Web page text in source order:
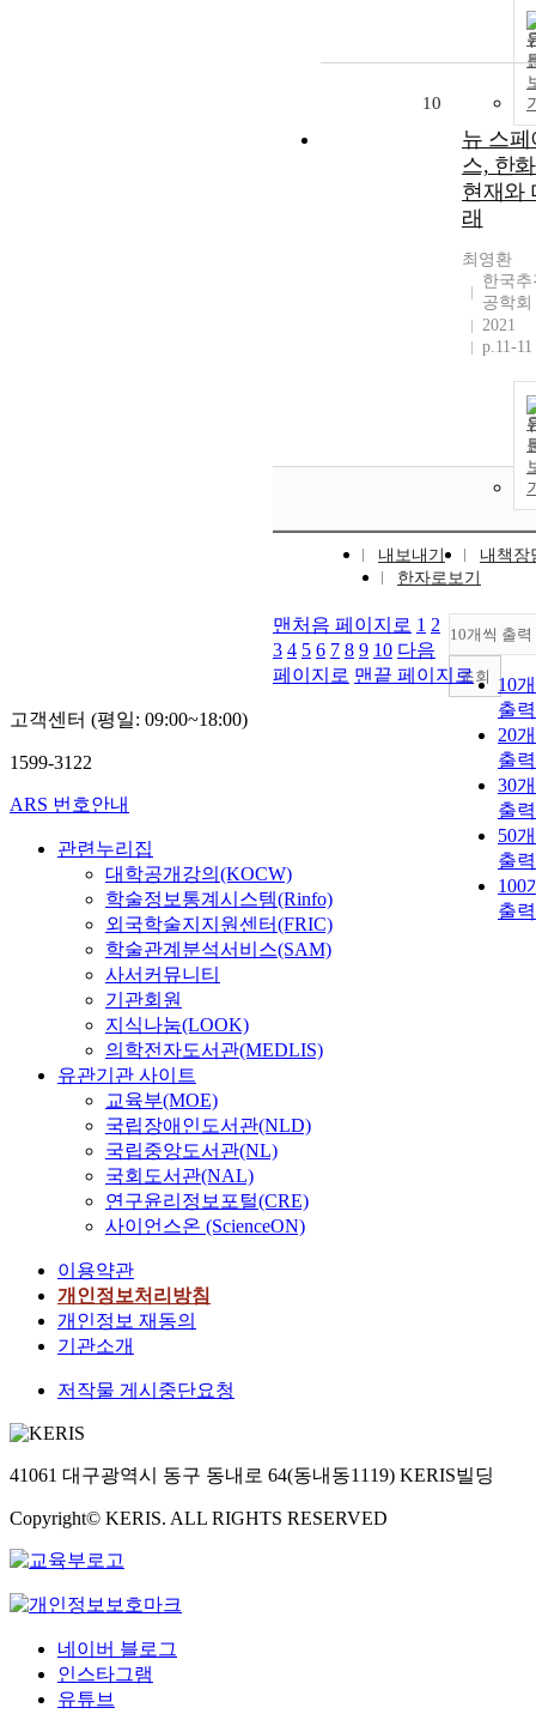
10
뉴 스페
스, 한
현재와
래
최영환
한국추
공학회
2021
p.11-11
내보내기
내책장
한자로보기
10개씩 출력
10
출력
20
출력
30
출력
50
출력
100
출력
조회
맨처음 페이지로 1 2
3 4 5 6 7 8 9 10 다음
페이지로 맨끝 페이지로
고객센터 (평일: 09:00~18:00)
1599-3122
ARS 번호안내
관련누리집
대학공개강의(KOCW)
학술정보통계시스템(Rinfo)
외국학술지지원센터(FRIC)
학술관계분석서비스(SAM)
사서커뮤니티
기관회원
지식나눔(LOOK)
의학전자도서관(MEDLIS)
유관기관 사이트
교육부(MOE)
국립장애인도서관(NLD)
국립중앙도서관(NL)
국회도서관(NAL)
연구윤리정보포털(CRE)
사이언스온 (ScienceON)
이용약관
개인정보처리방침
개인정보 재동의
기관소개
저작물 게시중단요청
41061 대구광역시 동구 동내로 64(동내동1119) KERIS빌딩
Copyright© KERIS. ALL RIGHTS RESERVED
네이버 블로그
인스타그램
유튜브